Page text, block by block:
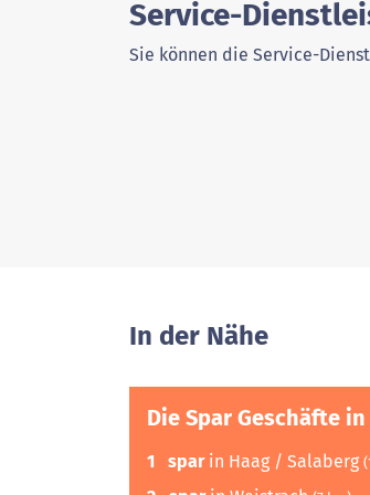
Service-
Sie können die Service-
In der Nähe
Die Spar Geschäfte
1 sparin Haag / Salaberg